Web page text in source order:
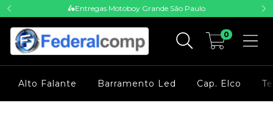
🛵Entregas Motoboy Grande São Paulo
0
Alto Falante Barramento Led Cap. Elco